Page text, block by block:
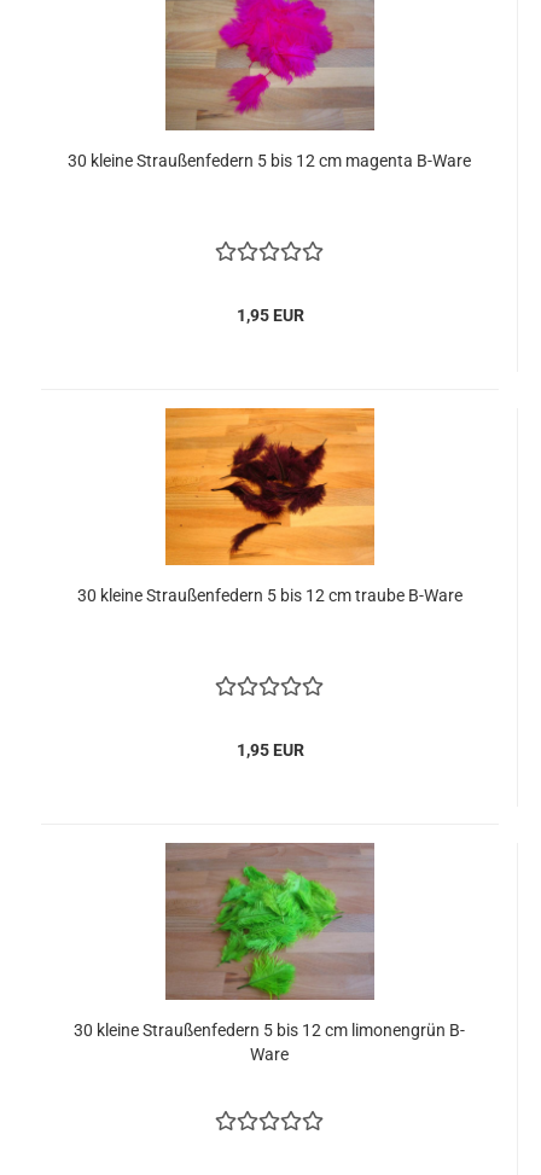
30 kleine Straußenfedern 5 bis 12 cm magenta B-Ware
1,95 EUR
30 kleine Straußenfedern 5 bis 12 cm traube B-Ware
1,95 EUR
30 kleine Straußenfedern 5 bis 12 cm limonengrün B-
Ware